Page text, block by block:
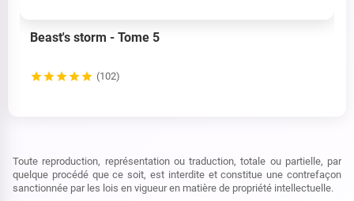
Beast's storm - Tome 5
(102)
Toute reproduction, représentation ou traduction, totale ou partielle, par
quelque procédé que ce soit, est interdite et constitue une contrefaçon
sanctionnée par les lois en vigueur en matière de propriété intellectuelle.